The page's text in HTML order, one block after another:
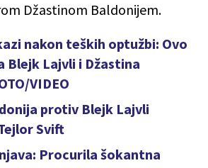
Džastinom Baldonijem.
nakon teških optužbi: Ovo
Blejk Lajvli i Džastina
VIDEO
protiv Blejk Lajvli
Svift
Procurila šokantna